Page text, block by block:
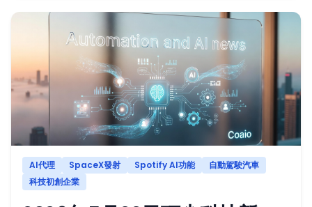
AI代理 SpaceX發射 Spotify AI功能
自動駕駛汽車
科技初創企業